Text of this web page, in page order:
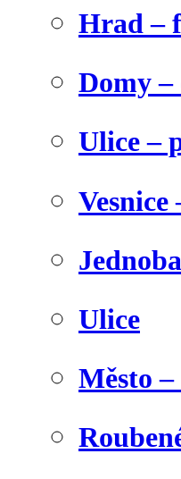
Hrad –
Domy –
Ulice –
Vesnice
Ulice
Město